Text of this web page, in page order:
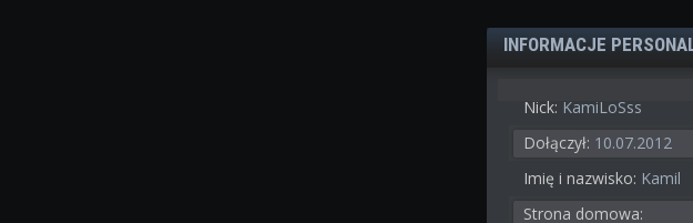
INFORMACJE
Nick: KamiLoSss
Dołączył: 10.07.2012
Imię i nazwisko: Kamil
Strona domowa: